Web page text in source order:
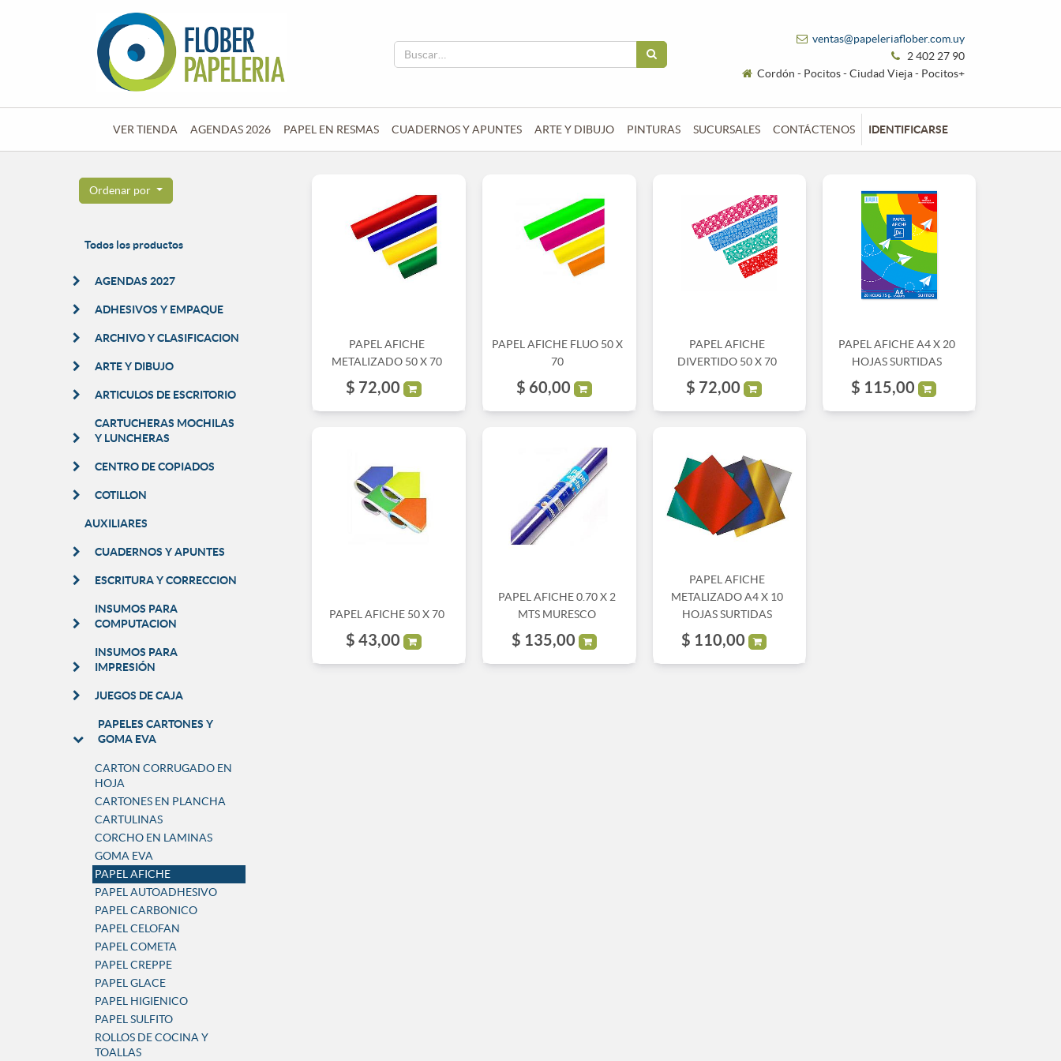
ventas@papeleriaflober.com.uy
2 402 27 90
Cordón - Pocitos - Ciudad Vieja - Pocitos+
VER TIENDA AGENDAS 2026 PAPEL EN RESMAS CUADERNOS Y APUNTES ARTE Y DIBUJO PINTURAS SUCURSALES CONTÁCTENOS IDENTIFICARSE
Ordenar por
Todos los productos
AGENDAS 2027
ADHESIVOS Y EMPAQUE
ARCHIVO Y CLASIFICACION
ARTE Y DIBUJO
ARTICULOS DE ESCRITORIO
CARTUCHERAS MOCHILAS
Y LUNCHERAS
CENTRO DE COPIADOS
COTILLON
AUXILIARES
CUADERNOS Y APUNTES
ESCRITURA Y CORRECCION
INSUMOS PARA
COMPUTACION
INSUMOS PARA
IMPRESIÓN
JUEGOS DE CAJA
PAPELES CARTONES Y
GOMA EVA
CARTON CORRUGADO EN
HOJA
CARTONES EN PLANCHA
CARTULINAS
CORCHO EN LAMINAS
GOMA EVA
PAPEL AFICHE
PAPEL AUTOADHESIVO
PAPEL CARBONICO
PAPEL CELOFAN
PAPEL COMETA
PAPEL CREPPE
PAPEL GLACE
PAPEL HIGIENICO
PAPEL SULFITO
ROLLOS DE COCINA Y
TOALLAS
PAPEL AFICHE
METALIZADO 50 X 70
$ 72,00
PAPEL AFICHE FLUO 50 X
70
$ 60,00
PAPEL AFICHE
DIVERTIDO 50 X 70
$ 72,00
PAPEL AFICHE A4 X 20
HOJAS SURTIDAS
$ 115,00
PAPEL AFICHE 50 X 70
$ 43,00
PAPEL AFICHE 0.70 X 2
MTS MURESCO
$ 135,00
PAPEL AFICHE
METALIZADO A4 X 10
HOJAS SURTIDAS
$ 110,00